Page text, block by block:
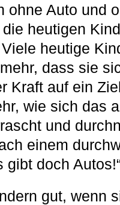
ohne Auto und
heutigen
heutige
dass sie
Kraft auf ein
wie sich das
und
einem
gibt doch
gut, wenn